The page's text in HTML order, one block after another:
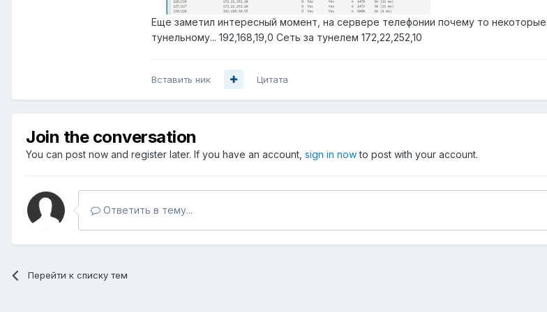
Еще заметил интересный момент, на сервере телефонии почему то
тунельному... 192,168,19,0 Сеть за тунелем 172,22,252,10
Вставить ник Цитата
Join the conversation
You can post now and register later. If you have an account, sign in nowto post with your account.
Ответить в тему...
Перейти к списку тем